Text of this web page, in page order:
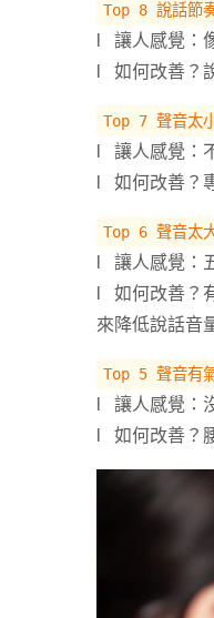
Top 8 說話節
l 讓人感覺：
l 如何改善？
Top 7 聲音太
l 讓人感覺：
l 如何改善？
Top 6 聲音太
l 讓人感覺：
l 如何改善？
來降低說話音
Top 5 聲音有
l 讓人感覺：
l 如何改善？